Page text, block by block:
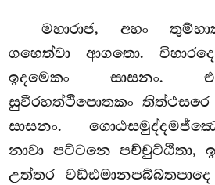
මහාරාජ, අහං
ගහෙත්වා ආගතො.
ඉදමෙකං සාසනං.
සුවීරහත්ථිපොතකං තිත්ථසරෙ
සාසනං.
නාවා පට්ටනෙ පච්චුට්ඨිතා,
උත්තර